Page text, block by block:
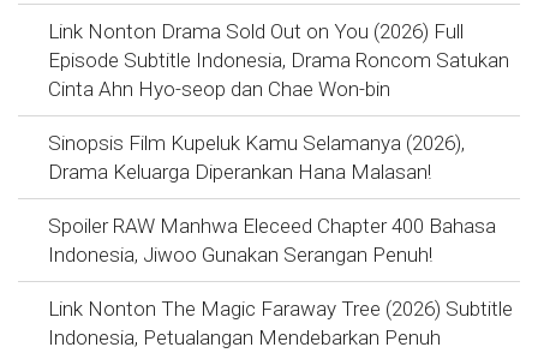
Link Nonton Drama Sold Out on You (2026) Full
Episode Subtitle Indonesia, Drama Roncom Satukan
Cinta Ahn Hyo-seop dan Chae Won-bin
Sinopsis Film Kupeluk Kamu Selamanya (2026),
Drama Keluarga Diperankan Hana Malasan!
Spoiler RAW Manhwa Eleceed Chapter 400 Bahasa
Indonesia, Jiwoo Gunakan Serangan Penuh!
Link Nonton The Magic Faraway Tree (2026) Subtitle
Indonesia, Petualangan Mendebarkan Penuh